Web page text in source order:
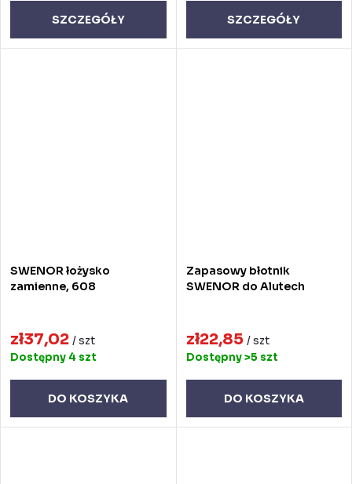
SZCZEGÓŁY SZCZEGÓŁY
SWENOR łożysko
zamienne, 608
zł37,02 / szt
Dostępny 4 szt
DO KOSZYKA
Zapasowy błotnik
SWENOR do Alutech
zł22,85 / szt
Dostępny>5 szt
DO KOSZYKA